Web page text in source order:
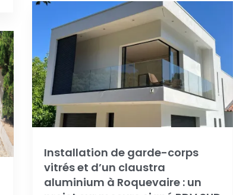
Installation de garde-corps
vitrés et d’un claustra
aluminium à Roquevaire : un